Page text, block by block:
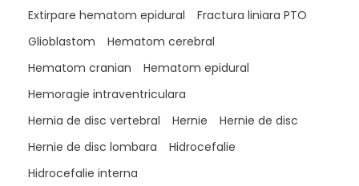
Extirpare hematom epidural
Fractura liniara PTO
Glioblastom
Hematom cerebral
Hematom cranian
Hematom epidural
Hemoragie intraventriculara
Hernia de disc vertebral
Hernie
Hernie de disc
Hernie de disc lombara
Hidrocefalie
Hidrocefalie interna